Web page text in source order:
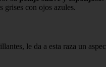
grises con ojos azules.
le da a esta raza un